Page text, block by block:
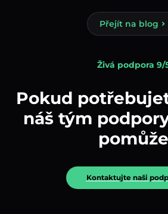
Přejít na blog
Živá podpora 9/
Pokud
náš tým
pomůže
Kontaktujte naši